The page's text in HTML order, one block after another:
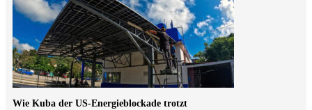
Wie Kuba der US-Energieblockade trotzt